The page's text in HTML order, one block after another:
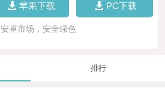
苹果下载 PC下载
安卓市场，安全绿色
排行